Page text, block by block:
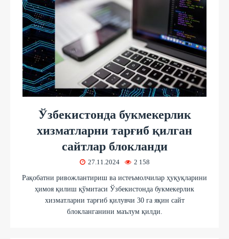
Ўзбекистонда букмекерлик
хизматларни тарғиб қилган
сайтлар блокланди
27.11.2024 2 158
Рақобатни ривожлантириш ва истеъмолчилар ҳуқуқларини
ҳимоя қилиш қўмитаси Ўзбекистонда букмекерлик
хизматларни тарғиб қилувчи 30 га яқин сайт
блокланганини маълум қилди.